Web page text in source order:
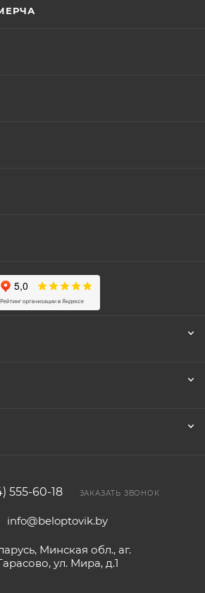
555-60-18 ЗАКАЗАТЬ ЗВОНОК
info@beloptovik.by
Минская обл., аг.
ул. Мира, д.1